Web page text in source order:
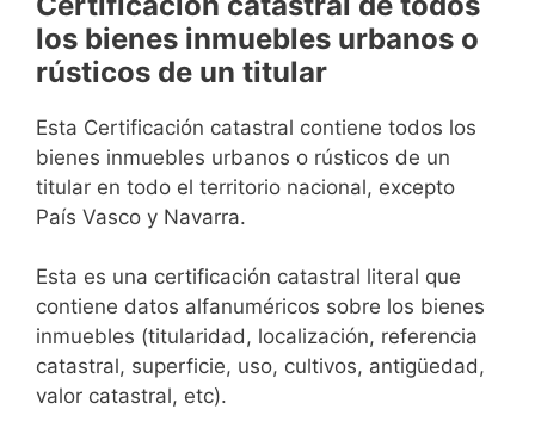
los bienes inmuebles urbanos o
rústicos de un titular
Esta Certificación catastral contiene todos los
bienes inmuebles urbanos o rústicos de un
titular en todo el territorio nacional, excepto
País Vasco y Navarra.
Esta es una certificación catastral literal que
contiene datos alfanuméricos sobre los bienes
inmuebles (titularidad, localización, referencia
catastral, superficie, uso, cultivos, antigüedad,
valor catastral, etc).